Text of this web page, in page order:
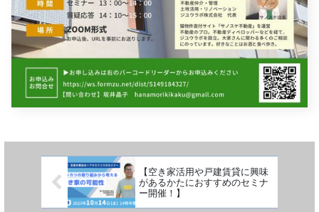
【空き家活用や戸建賃貸に興味
があるかたにおすすめのセミナ
ー開催！】